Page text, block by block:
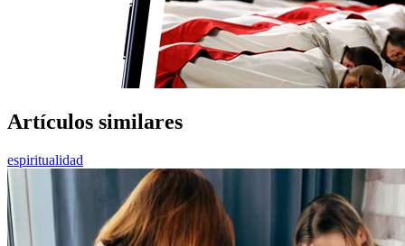
Artículos similares
espiritualidad